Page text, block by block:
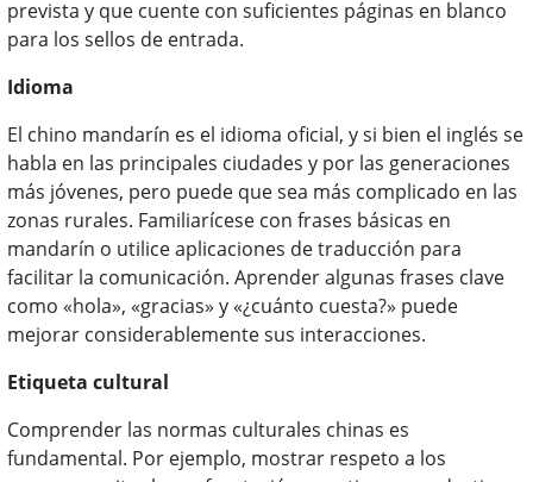
prevista y que cuente con suficientes páginas en blanco
para los sellos de entrada.
Idioma
El chino mandarín es el idioma oficial, y si bien el inglés se
habla en las principales ciudades y por las generaciones
más jóvenes, pero puede que sea más complicado en las
zonas rurales. Familiarícese con frases básicas en
mandarín o utilice aplicaciones de traducción para
facilitar la comunicación. Aprender algunas frases clave
como «hola», «gracias» y «¿cuánto cuesta?» puede
mejorar considerablemente sus interacciones.
Etiqueta cultural
Comprender las normas culturales chinas es
fundamental. Por ejemplo, mostrar respeto a los